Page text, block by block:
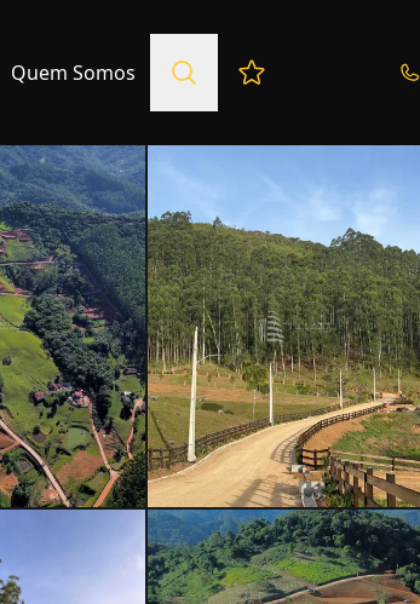
Quem Somos Favoritos (0 itens)